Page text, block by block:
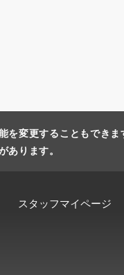
スタッフマイページ
変更することもできま
あります。